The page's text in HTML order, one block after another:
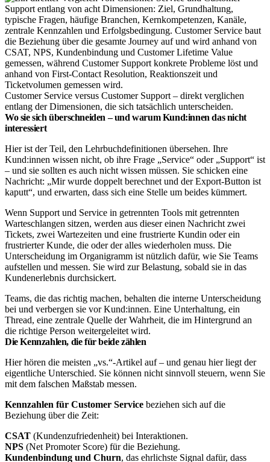
Customer Service versus Customer Support – direkt verglichen
entlang der Dimensionen, die sich tatsächlich unterscheiden.
Wo sie sich überschneiden – und warum Kund:innen das nicht
interessiert
Hier ist der Teil, den Lehrbuchdefinitionen übersehen. Ihre
Kund:innen wissen nicht, ob ihre Frage „Service“ oder „Support“ ist
– und sie sollten es auch nicht wissen müssen. Sie schicken eine
Nachricht: „Mir wurde doppelt berechnet und der Export-Button ist
kaputt“, und erwarten, dass sich eine Stelle um beides kümmert.
Wenn Support und Service in getrennten Tools mit getrennten
Warteschlangen sitzen, werden aus dieser einen Nachricht zwei
Tickets, zwei Wartezeiten und eine frustrierte Kundin oder ein
frustrierter Kunde, die oder der alles wiederholen muss. Die
Unterscheidung im Organigramm ist nützlich dafür, wie Sie Teams
aufstellen und messen. Sie wird zur Belastung, sobald sie in das
Kundenerlebnis durchsickert.
Teams, die das richtig machen, behalten die interne Unterscheidung
bei und verbergen sie vor Kund:innen. Eine Unterhaltung, ein
Thread, eine zentrale Quelle der Wahrheit, die im Hintergrund an
die richtige Person weitergeleitet wird.
Die Kennzahlen, die für beide zählen
Hier hören die meisten „vs.“-Artikel auf – und genau hier liegt der
eigentliche Unterschied. Sie können nicht sinnvoll steuern, wenn Sie
mit dem falschen Maßstab messen.
Kennzahlen für Customer Service beziehen sich auf die
Beziehung über die Zeit:
CSAT (Kundenzufriedenheit) bei Interaktionen.
NPS (Net Promoter Score) für die Beziehung.
Kundenbindung und Churn, das ehrlichste Signal dafür, dass